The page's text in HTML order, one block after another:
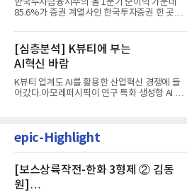
한국투자금융지주의 올 1분기 순이익 가운데
85.6%가 증권 계열사인 한국투자증권 한 곳에
[심층분석] K뷰티에 부는
AI혁신 바람
K뷰티 업계도 AI를 활용한 산업혁신 경쟁에 들
어갔다.아모레퍼시픽이 연구 특화 생성형 AI 플
epic-Highlight
[보스상륙작전-한화 3형제 ② 김동
원]